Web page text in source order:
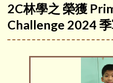
2C林學之 榮獲
Challenge 2024